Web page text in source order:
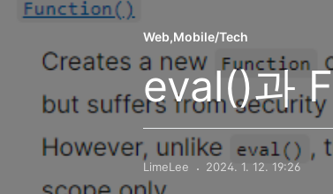
Web,Mobile/Tech
eval()과
LimeLee 2024. 1. 12. 19:26